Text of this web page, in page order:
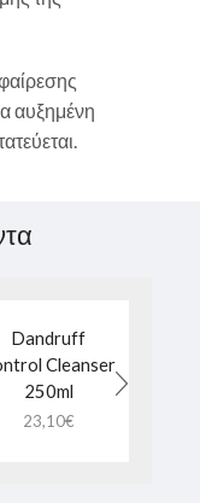
αυξημένη
Dandruff
Cleanser
250ml
23,10€